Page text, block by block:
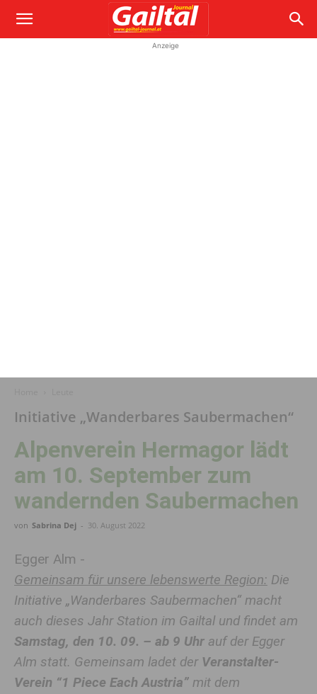
Anzeige
Initiative „Wanderbares Saubermachen“
Alpenverein Hermagor lädt
am 10. September zum
wandernden Saubermachen
von Sabrina Dej - 30. August 2022
Egger Alm -
Gemeinsam für unsere lebenswerte Region: Die
Initiative „Wanderbares Saubermachen“ macht
auch dieses Jahr Station im Gailtal und findet am
Samstag, den 10. 09. – ab 9 Uhr auf der Egger
Alm statt. Gemeinsam ladet der Veranstalter-
Verein “1 Piece Each Austria” mit dem